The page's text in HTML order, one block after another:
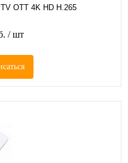
OTT 4K HD H.265
/ шт